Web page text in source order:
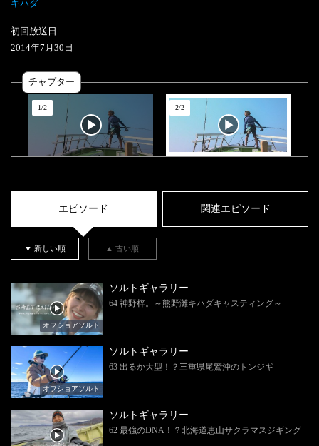
キハダ
初回放送日
2014年7 月 30 日
チャプター
1/2 2/2
エピソード 関連エピソード
▼ 新しい順 ▲ 古い順
オフショアソルト
ソルトギャラリー
64 神野梓。～熊野灘キハダキャスティング～
オフショアソルト
ソルトギャラリー
63 出るか大型！？三重県尾鷲沖のトンジギ
ソルトギャラリー
62 最強のDNA！？北海道恵山サクラマスジギング